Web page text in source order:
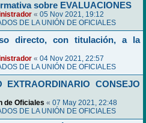
sobre EVALUACIONES
« 05 Nov 2021, 19:12
DE LA UNIÓN DE OFICIALES
directo, con titulación, a la
« 04 Nov 2021, 22:57
DE LA UNIÓN DE OFICIALES
EXTRAORDINARIO CONSEJO
de Oficiales « 07 May 2021, 22:48
DE LA UNIÓN DE OFICIALES